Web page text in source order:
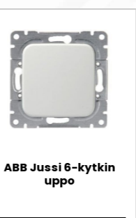
ABB Jussi 6-kytkin
uppo